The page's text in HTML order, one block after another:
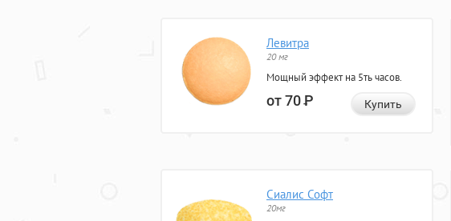
Левитра
20 мг
Мощный эффект на 5ть часов.
от 70Р Купить
Сиалис Софт
20мг